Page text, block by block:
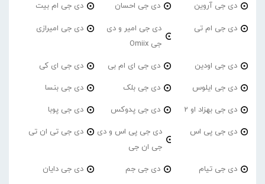
دی جی آروین دی جی احسان دی جی ام بیت
دی جی ام تی
دی جی امیر و دی
جی Omiix
دی جی امیرازی
دی جی اودین دی جی ای ام بی دی جی ای کی
دی جی ایلوس دی جی بلک دی جی بنسا
دی جی بهزاد او 2 دی جی پدوکس دی جی پوبا
دی جی پی اس
دی جی پی اس و دی
جی ان جی
دی جی تی ان تی
دی جی تیام دی جی جم دی جی دایان